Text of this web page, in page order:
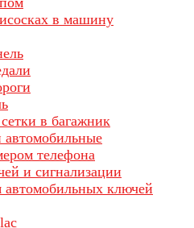
в машину
в багажник
автомобильные
телефона
и сигнализации
автомобильных ключей